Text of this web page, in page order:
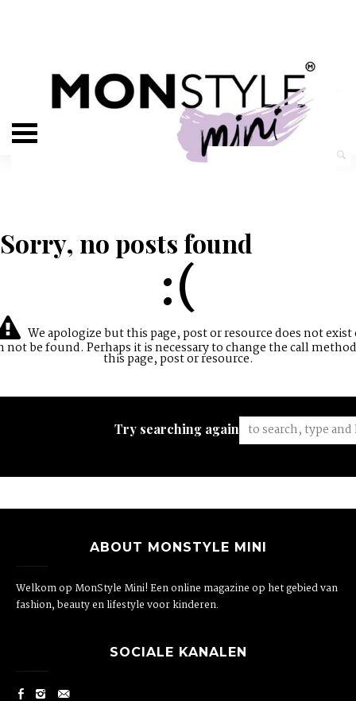
Sorry, no posts found
:(
We apologize but this page, post or resource does not exist
not be found. Perhaps it is necessary to change the call
this page, post or resource.
Try searching again:
ABOUT MONSTYLE MINI
Welkom op MonStyle Mini! Een online magazine op het gebied van
fashion, beauty en lifestyle voor kinderen.
SOCIALE KANALEN